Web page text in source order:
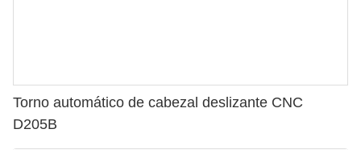
Torno automático de cabezal deslizante CNC
D205B